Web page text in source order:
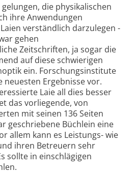
die physikalischen
ihre Anwendungen
verständlich darzulegen -
gehen
Zeitschriften, ja sogar die
auf diese schwierigen
ein. Forschungsinstitute
Ergebnisse vor.
Laie all dies besser
das vorliegende, von
mit seinen 136 Seiten
geschriebene Büchlein eine
allem kann es Leistungs- wie
ihren Betreuern sehr
sollte in einschlägigen